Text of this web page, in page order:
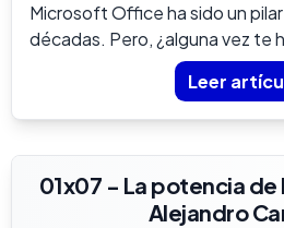
Microsoft Office ha sido un
décadas. Pero, ¿alguna vez te
Leer
01x07 - La potencia de
Alejandro